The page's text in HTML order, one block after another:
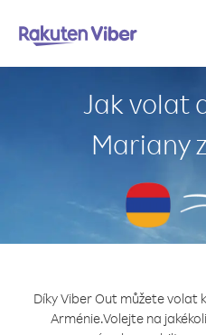
Jak volat
Mariany
Díky Viber Out můžete volat
Arménie.Volejte na